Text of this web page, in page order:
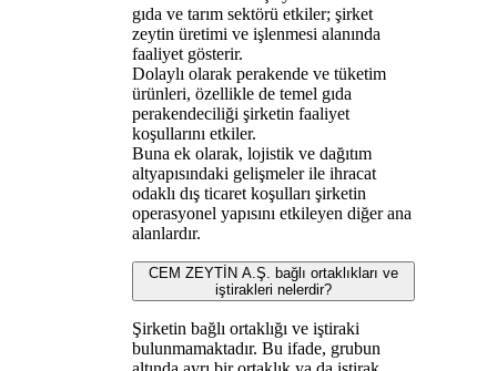
gıda ve tarım sektörü etkiler; şirket
zeytin üretimi ve işlenmesi alanında
faaliyet gösterir.
Dolaylı olarak perakende ve tüketim
ürünleri, özellikle de temel gıda
perakendeciliği şirketin faaliyet
koşullarını etkiler.
Buna ek olarak, lojistik ve dağıtım
altyapısındaki gelişmeler ile ihracat
odaklı dış ticaret koşulları şirketin
operasyonel yapısını etkileyen diğer ana
alanlardır.
CEM ZEYTİN A.Ş. bağlı ortaklıkları ve
iştirakleri nelerdir?
Şirketin bağlı ortaklığı ve iştiraki
bulunmamaktadır. Bu ifade, grubun